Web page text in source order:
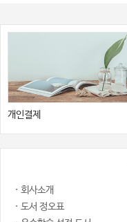
개인결제
· 회사소개
· 도서 정오표